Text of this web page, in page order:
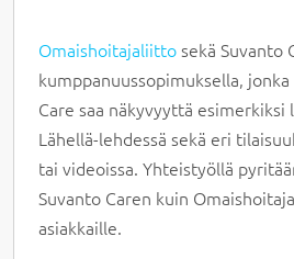
Omaishoitajaliittosekä Suvanto
kumppanuussopimuksella,
Care saa näkyvyyttä
Lähellä-lehdessä sekä eri
tai videoissa. Yhteistyöllä
Suvanto Caren kuin
asiakkaille.